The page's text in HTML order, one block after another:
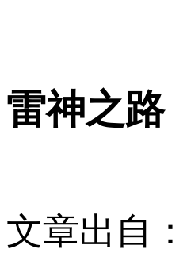
雷神之路
文章出自